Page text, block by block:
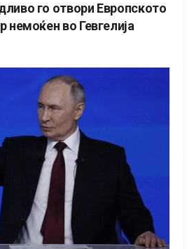
го отвори Европското
немоќен во Гевгелија